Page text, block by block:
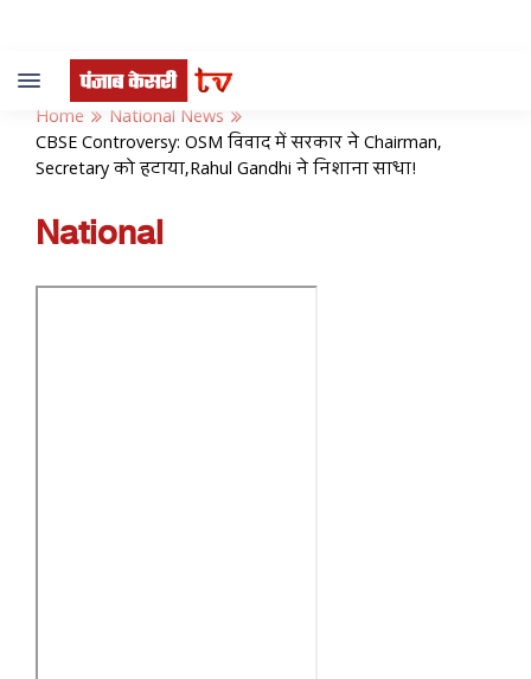
Toggle
navigation
Home
National News
CBSE Controversy: OSM विवाद में सरकार ने Chairman,
Secretary को हटाया,Rahul Gandhi ने निशाना साधा!
National